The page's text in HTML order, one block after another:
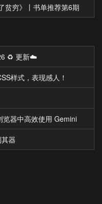
贫穷》丨书单推荐第6期
♻️ 更新☁️
样式，表现感人！
器中高效使用 Gemini
器